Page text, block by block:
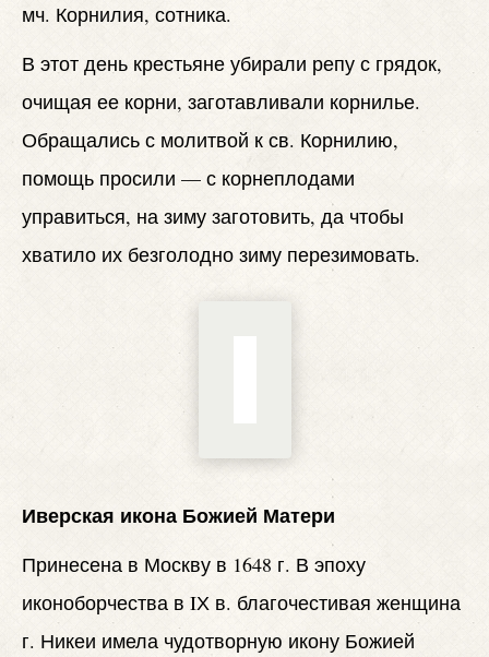
мч. Корнилия, сотника.
В этот день крестьяне убирали репу с грядок,
очищая ее корни, заготавливали корнилье.
Обращались с молитвой к св. Корнилию,
помощь просили — с корнеплодами
управиться, на зиму заготовить, да чтобы
хватило их безголодно зиму перезимовать.
Иверская икона Божией Матери
Принесена в Москву в 1648 г. В эпоху
иконоборчества в IХ в. благочестивая женщина
г. Никеи имела чудотворную икону Божией